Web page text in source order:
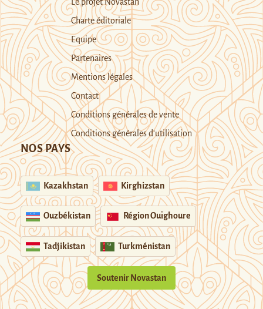
Charte éditoriale
Equipe
Partenaires
Mentions légales
Contact
Conditions générales de vente
Conditions générales d’utilisation
NOS PAYS
Kazakhstan Kirghizstan
Ouzbékistan Région Ouïghoure
Tadjikistan Turkménistan
Soutenir Novastan